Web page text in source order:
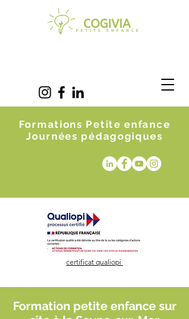
Formations Petite enfance
Journées pédagogiques
certificat qualiopi
Formation petite enfance sur